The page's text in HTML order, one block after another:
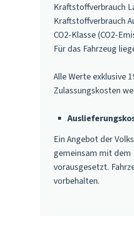
Kraftstoffverbrauch
Kraftstoffverbrauch
CO2-Klasse (CO2-
Für das Fahrzeug
Alle Werte exklusive
Zulassungskosten
Ein Angebot der
gemeinsam mit dem
vorausgesetzt.
vorbehalten.